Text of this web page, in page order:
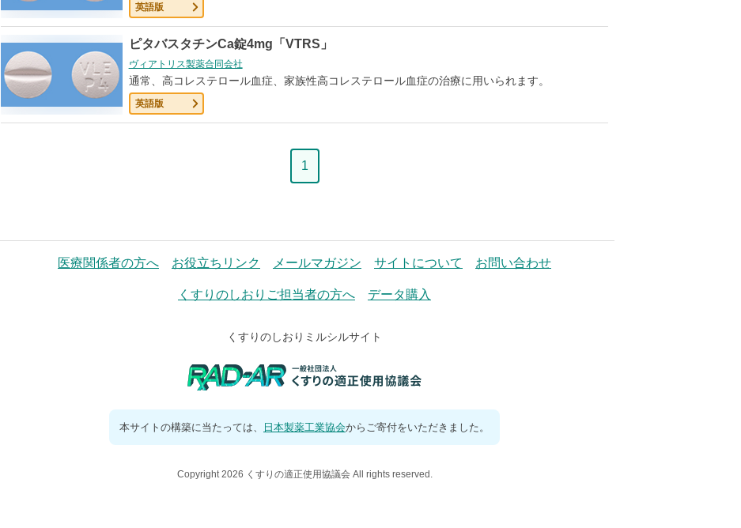
英語版
ピタバスタチンCa錠4mg「VTRS」
ヴィアトリス製薬合同会社
通常、高コレステロール血症、家族性高コレステロール血症の治療に用いられます。
英語版
ペ
1
医療関係者の方へ お役立ちリンク メールマガジン サイトについて お問い合わせ
くすりのしおりご担当者の方へ データ購入
くすりのしおりミルシルサイト
本サイトの構築に当たっては、 日本製薬工業協会からご寄付をいただきました。
Copyright 2026 くすりの適正使用協議会 All rights reserved.